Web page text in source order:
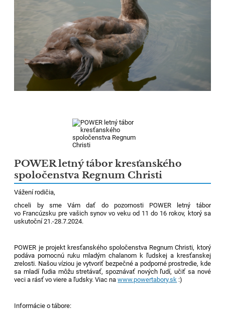
POWER letný tábor kresťanského
spoločenstva Regnum Christi
Vážení rodičia,
chceli by sme Vám dať do pozornosti POWER letný tábor
vo Francúzsku pre vašich synov vo veku od 11 do 16 rokov, ktorý sa
uskutoční 21.-28.7.2024.
POWER je projekt kresťanského spoločenstva Regnum Christi, ktorý
podáva pomocnú ruku mladým chalanom k ľudskej a kresťanskej
zrelosti. Našou víziou je vytvoriť bezpečné a podporné prostredie, kde
sa mladí ľudia môžu stretávať, spoznávať nových ľudí, učiť sa nové
veci a rásť vo viere a ľudsky. Viac nawww.powertabory.sk :)
Informácie o tábore: